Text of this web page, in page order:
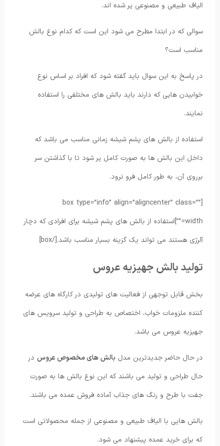
الیاف طبیعی و مصنوعی پر شده اند.
سوالی که در ابتدا مطرح می شود این است که کدام نوع بالش
مناسب است؟
در پاسخ به این سوال باید گفته شود که افراد بر اساس نوع
خوابیدن هایی که دارند باید بالش های مختلفی را استفاده
نمایند.
استفاده از بالش های پشم شیشه زمانی مناسب می باشد که
داخل این بالش ها به صورت کامل پر شود تا با گذاشتن سر
برروی آن، به طور کامل فرو نرود.
[box type=”info” align=”aligncenter” class=””
width=””]استفاده از بالش های پشم شیشه برای افرادی که دچار
آلرژی هستند می تواند یک گزینه بسیار مناسب باشد.[/box]
تولید بالش جهیزیه عروس
بخش قابل توجهی از فعالیت های تولیدی در کارگاه های عرضه
کننده ملزومات خواب، اختصاص به طراحی و تولید سرویس های
جهیزیه عروس می باشد.
در حال حاضر جدیدترین مدل بالش های مخصوص عروس در
حال طراحی و تولید می باشند که این نوع بالش ها به صورت
جفت با طرح و رنگ های جذاب آماده فروش عمده می باشند.
بالش هایی با الیاف طبیعی و مصنوعی از جمله محصولاتی است
که برای خرید عمده پیشنهاد می شود.